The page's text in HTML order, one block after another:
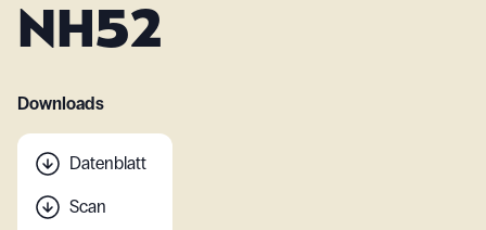
NH52
Downloads
Datenblatt
Scan